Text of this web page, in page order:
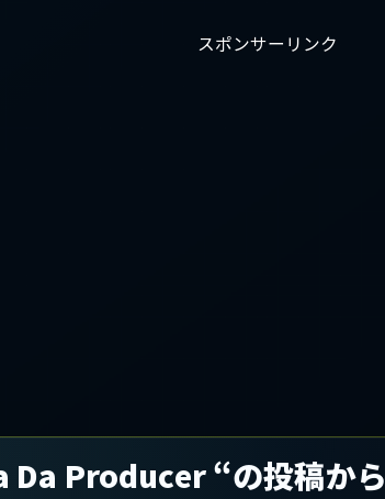
スポンサーリンク
Da Producer “の投稿から